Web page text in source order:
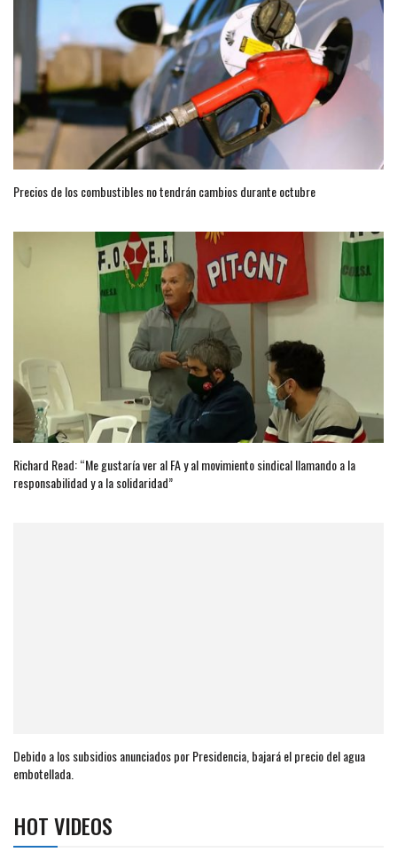
Precios de los combustibles no tendrán cambios durante octubre
Richard Read: “Me gustaría ver al FA y al movimiento sindical llamando a la
responsabilidad y a la solidaridad”
Debido a los subsidios anunciados por Presidencia, bajará el precio del agua
embotellada.
HOT VIDEOS